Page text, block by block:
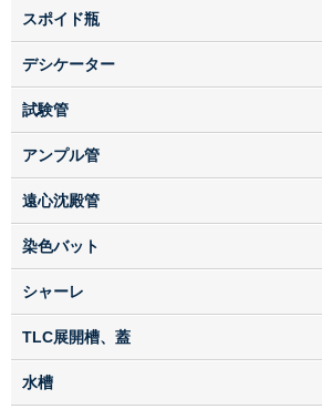
スポイド瓶
デシケーター
試験管
アンプル管
遠心沈殿管
染色バット
シャーレ
TLC展開槽、蓋
水槽